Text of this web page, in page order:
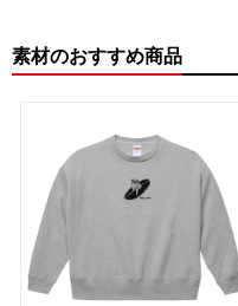
素材のおすすめ商品